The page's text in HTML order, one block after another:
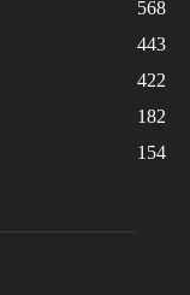
568
443
422
182
154